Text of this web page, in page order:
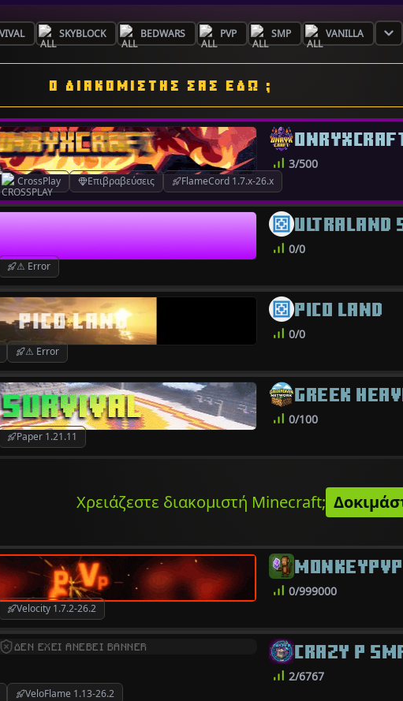
SKYBLOCK BEDWARS PVP SMP VANILLA
Ο ΔΙΑΚΟΜΙΣΤΗΣ ΣΑΣ ΕΔΩ ;
CrossPlay Επιβραβεύσεις FlameCord 1.7.x-26.x
3/500
⚠ Error
ULTRALAND
0/0
⚠ Error
PICO LAND
0/0
Paper 1.21.11
GREEK
0/100
Χρειάζεστε διακομιστή Minecraft;
Velocity 1.7.2-26.2
MONKEYPVP
0/999000
ΔΕΝ ΕΧΕΙ ΑΝΕΒΕΙ BANNER
VeloFlame 1.13-26.2
CRAZY P
2/6767